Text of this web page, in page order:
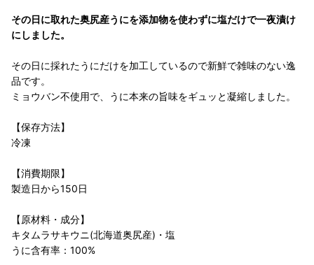
その日に取れた奥尻産うにを添加物を使わずに塩だけで一夜漬け
にしました。
その日に採れたうにだけを加工しているので新鮮で雑味のない逸
品です。
ミョウバン不使用で、うに本来の旨味をギュッと凝縮しました。
【保存方法】
冷凍
【消費期限】
製造日から150日
【原材料・成分】
キタムラサキウニ(北海道奥尻産)・塩
うに含有率：100%